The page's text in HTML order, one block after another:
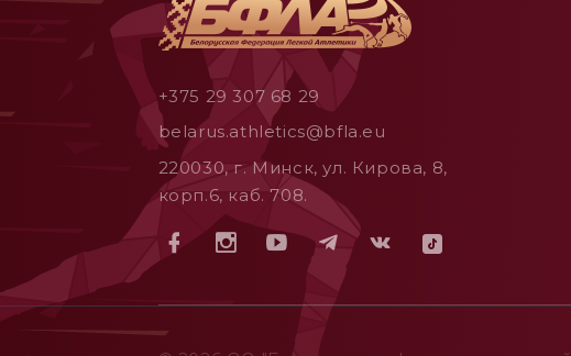
+375 29 307 68 29
belarus.athletics@bfla.eu
220030, г. Минск, ул. Кирова, 8,
корп.6, каб. 708.